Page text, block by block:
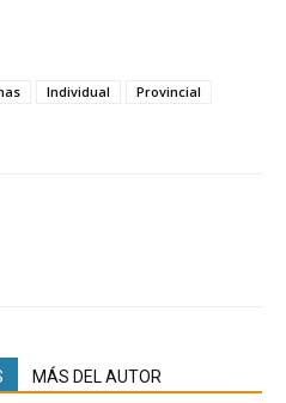
Individual
Provincial
MÁS DEL AUTOR